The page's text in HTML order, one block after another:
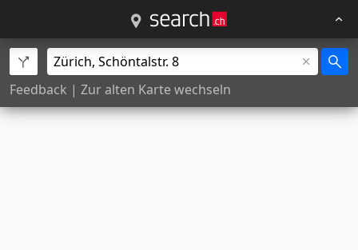
Feedback | Zur alten Karte wechseln